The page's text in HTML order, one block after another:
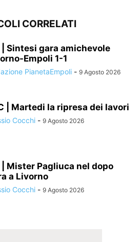
CORRELATI
| Sintesi gara amichevole
Empoli 1-1
PianetaEmpoli - 9 Agosto 2026
| Martedi la ripresa dei lavori
Cocchi - 9 Agosto 2026
| Mister Pagliuca nel dopo
a Livorno
Cocchi - 9 Agosto 2026